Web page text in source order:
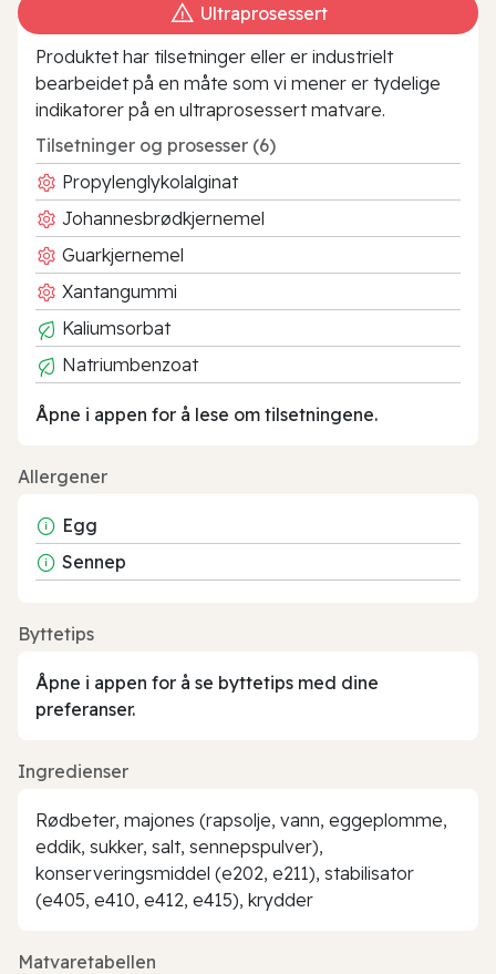
Ultraprosessert
Produktet har tilsetninger eller er industrielt
bearbeidet på en måte som vi mener er tydelige
indikatorer på en ultraprosessert matvare.
Tilsetninger og prosesser (6)
Propylenglykolalginat
Johannesbrødkjernemel
Guarkjernemel
Xantangummi
Kaliumsorbat
Natriumbenzoat
Åpne i appen for å lese om tilsetningene.
Allergener
Egg
Sennep
Byttetips
Åpne i appen for å se byttetips med dine
preferanser.
Ingredienser
Rødbeter, majones (rapsolje, vann, eggeplomme,
eddik, sukker, salt, sennepspulver),
konserveringsmiddel (e202, e211), stabilisator
(e405, e410, e412, e415), krydder
Matvaretabellen